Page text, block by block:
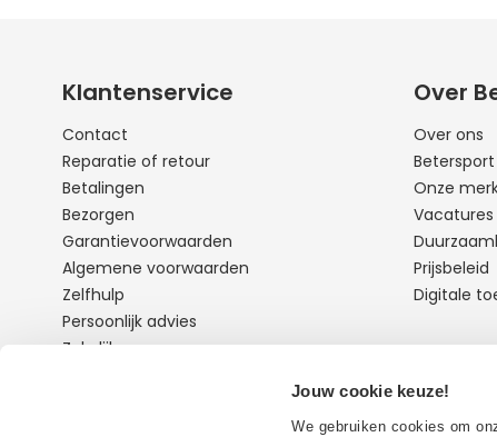
Jouw cookie keuze!
We gebruiken cookies om
Klantenservice
Contact
Reparatie of retour
Betalingen
Bezorgen
Garantievoorwaarden
Algemene voorwaarden
Zelfhulp
Persoonlijk advies
Zakelijk
Over
Over ons
Onze
Vacatures
Prijsbeleid
Digitale